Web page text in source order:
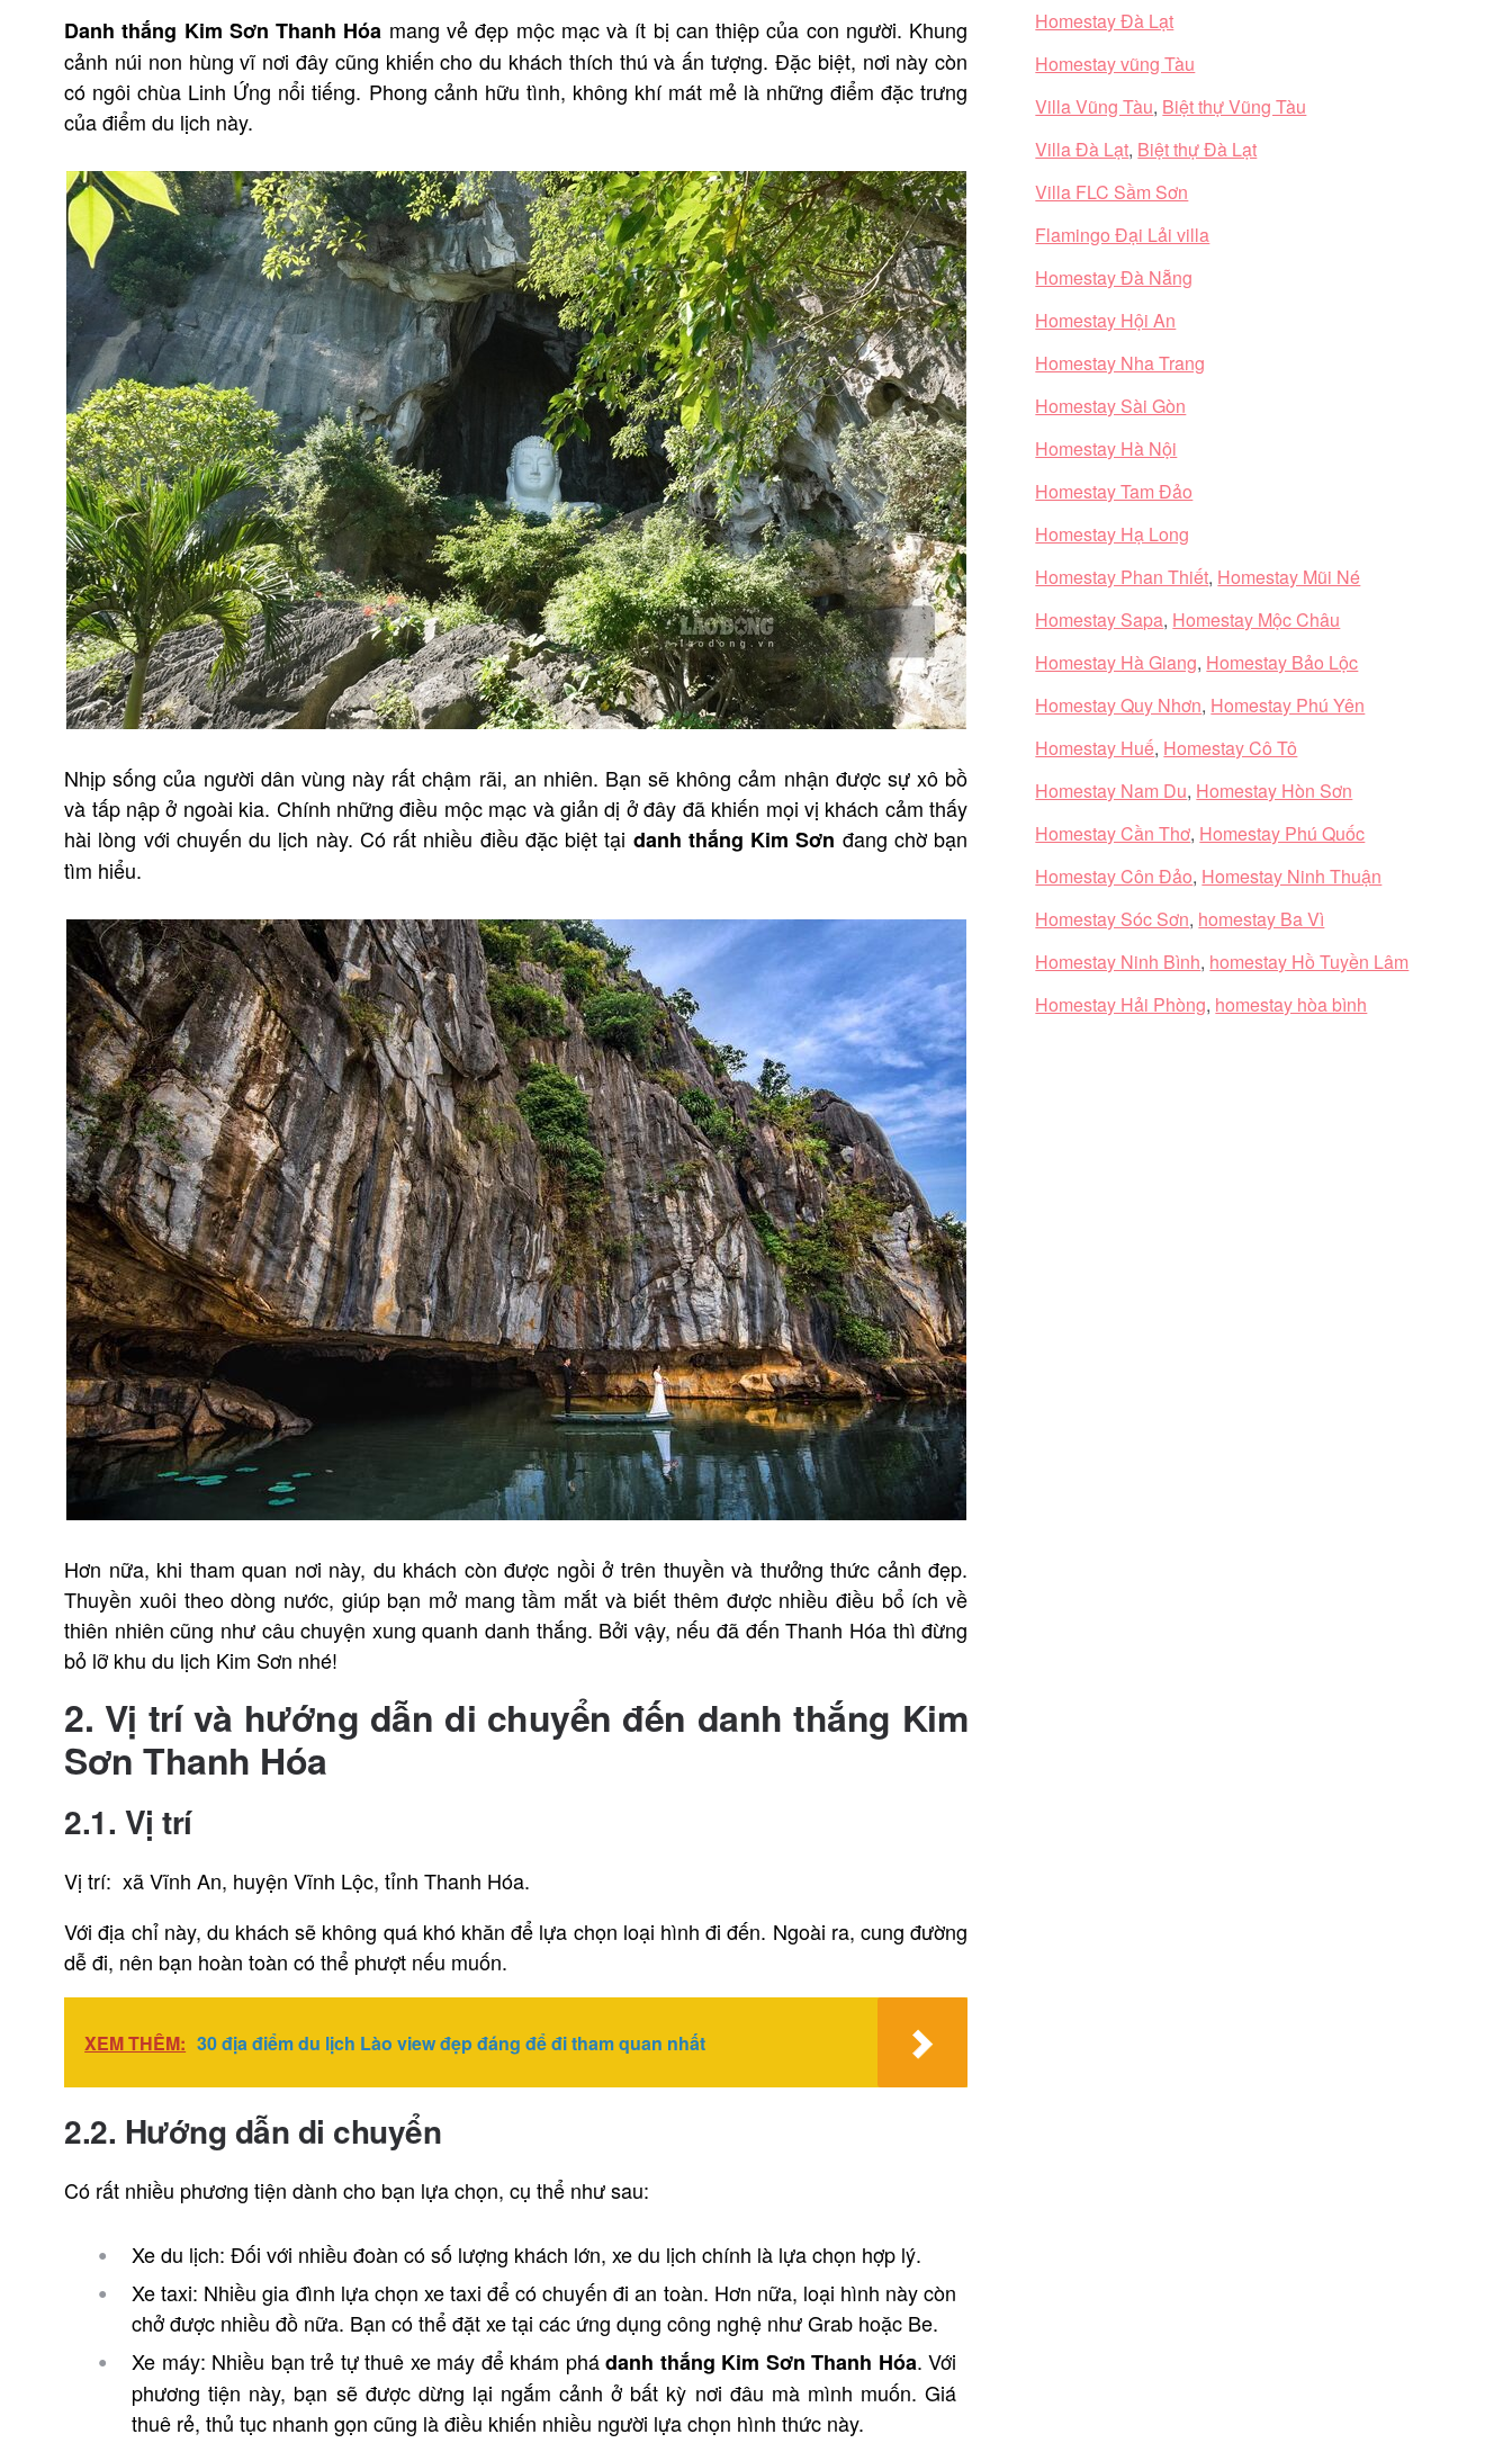
Danh thắng Kim Sơn Thanh Hóa mang vẻ đẹp mộc mạc và ít bị can thiệp của con người. Khung
cảnh núi non hùng vĩ nơi đây cũng khiến cho du khách thích thú và ấn tượng. Đặc biệt, nơi này còn
có ngôi chùa Linh Ứng nổi tiếng. Phong cảnh hữu tình, không khí mát mẻ là những điểm đặc trưng
của điểm du lịch này.
Nhịp sống của người dân vùng này rất chậm rãi, an nhiên. Bạn sẽ không cảm nhận được sự xô bồ
và tấp nập ở ngoài kia. Chính những điều mộc mạc và giản dị ở đây đã khiến mọi vị khách cảm thấy
hài lòng với chuyến du lịch này. Có rất nhiều điều đặc biệt tại danh thắng Kim Sơn đang chờ bạn
tìm hiểu.
Hơn nữa, khi tham quan nơi này, du khách còn được ngồi ở trên thuyền và thưởng thức cảnh đẹp.
Thuyền xuôi theo dòng nước, giúp bạn mở mang tầm mắt và biết thêm được nhiều điều bổ ích về
thiên nhiên cũng như câu chuyện xung quanh danh thắng. Bởi vậy, nếu đã đến Thanh Hóa thì đừng
bỏ lỡ khu du lịch Kim Sơn nhé!
2. Vị trí và hướng dẫn di chuyển đến danh thắng Kim
Sơn Thanh Hóa
2.1. Vị trí
Vị trí: xã Vĩnh An, huyện Vĩnh Lộc, tỉnh Thanh Hóa.
Với địa chỉ này, du khách sẽ không quá khó khăn để lựa chọn loại hình đi đến. Ngoài ra, cung đường
dễ đi, nên bạn hoàn toàn có thể phượt nếu muốn.
XEM THÊM: 30 địa điểm du lịch Lào view đẹp đáng để đi tham quan nhất
2.2. Hướng dẫn di chuyển
Có rất nhiều phương tiện dành cho bạn lựa chọn, cụ thể như sau:
Xe du lịch: Đối với nhiều đoàn có số lượng khách lớn, xe du lịch chính là lựa chọn hợp lý.
Xe taxi: Nhiều gia đình lựa chọn xe taxi để có chuyến đi an toàn. Hơn nữa, loại hình này còn
chở được nhiều đồ nữa. Bạn có thể đặt xe tại các ứng dụng công nghệ như Grab hoặc Be.
Xe máy: Nhiều bạn trẻ tự thuê xe máy để khám phádanh thắng Kim Sơn Thanh Hóa. Với
phương tiện này, bạn sẽ được dừng lại ngắm cảnh ở bất kỳ nơi đâu mà mình muốn. Giá
thuê rẻ, thủ tục nhanh gọn cũng là điều khiến nhiều người lựa chọn hình thức này.
Homestay Đà Lạt
Homestay vũng Tàu
Villa Vũng Tàu, Biệt thự Vũng Tàu
Villa Đà Lạt, Biệt thự Đà Lạt
Villa FLC Sầm Sơn
Flamingo Đại Lải villa
Homestay Đà Nẵng
Homestay Hội An
Homestay Nha Trang
Homestay Sài Gòn
Homestay Hà Nội
Homestay Tam Đảo
Homestay Hạ Long
Homestay Phan Thiết, Homestay Mũi Né
Homestay Sapa, Homestay Mộc Châu
Homestay Hà Giang, Homestay Bảo Lộc
Homestay Quy Nhơn, Homestay Phú Yên
Homestay Huế, Homestay Cô Tô
Homestay Nam Du, Homestay Hòn Sơn
Homestay Cần Thơ, Homestay Phú Quốc
Homestay Côn Đảo, Homestay Ninh Thuận
Homestay Sóc Sơn, homestay Ba Vì
Homestay Ninh Bình, homestay Hồ Tuyền Lâm
Homestay Hải Phòng, homestay hòa bình